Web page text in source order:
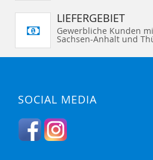
LIEFERGEBIET
Gewerbliche Kunden
Sachsen-Anhalt und
SOCIAL MEDIA